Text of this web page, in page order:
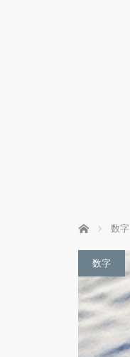
ホーム 数字
数字